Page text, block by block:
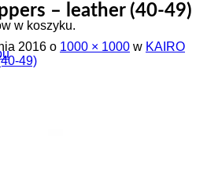
w koszyku.
– leather (40-49)
2016 o 1000 × 1000 w KAIRO
49)